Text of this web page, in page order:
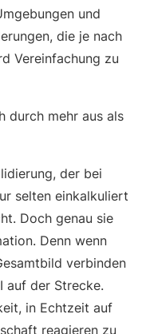
und
die je nach
Vereinfachung zu
durch mehr aus als
der bei
selten einkalkuliert
Doch genau sie
Denn wenn
verbinden
auf der Strecke.
in Echtzeit auf
reagieren zu